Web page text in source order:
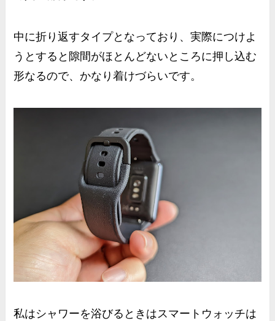
中に折り返すタイプとなっており、実際につけよ
うとすると隙間がほとんどないところに押し込む
形なるので、かなり着けづらいです。
私はシャワーを浴びるときはスマートウォッチは